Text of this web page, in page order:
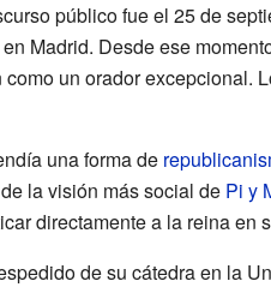
público fue el 25 de
Madrid. Desde ese
como un orador excepcional.
una forma de
la visión más social de Pi y
directamente a la reina en
de su cátedra en la